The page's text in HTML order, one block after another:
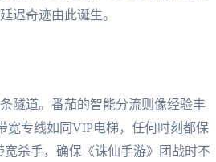
迟奇迹由此诞生。
隧道。番茄的智能分流则像经验丰
宽专线如同VIP电梯，任何时刻都保
杀手，确保《诛仙手游》团战时不